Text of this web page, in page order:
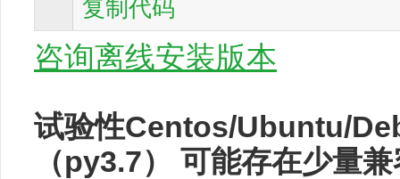
复制代码
咨询离线安装版本
试验性Centos/Ubuntu/
（py3.7） 可能存在少量